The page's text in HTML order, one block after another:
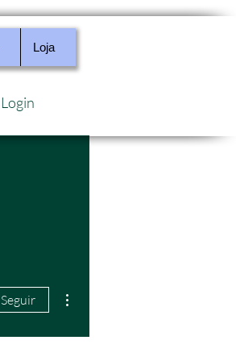
Loja
Login
Seguir